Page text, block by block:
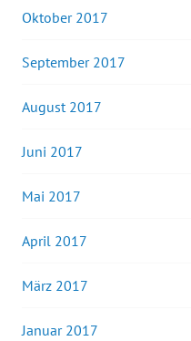
Oktober 2017
September 2017
August 2017
Juni 2017
Mai 2017
April 2017
März 2017
Januar 2017